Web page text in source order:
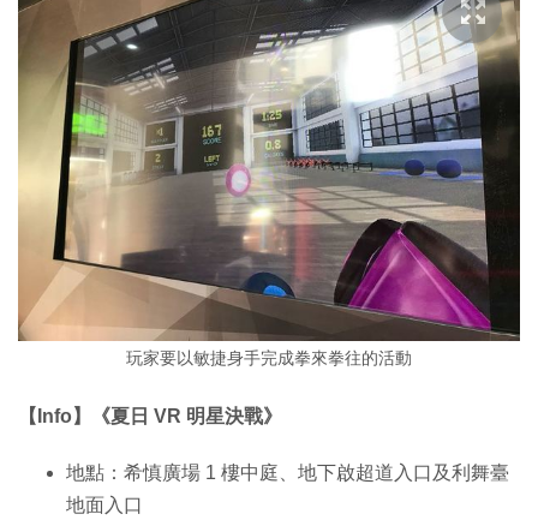
玩家要以敏捷身手完成拳來拳往的活動
【Info】《夏日 VR 明星決戰》
地點：希慎廣場 1 樓中庭、地下啟超道入口及利舞臺
地面入口